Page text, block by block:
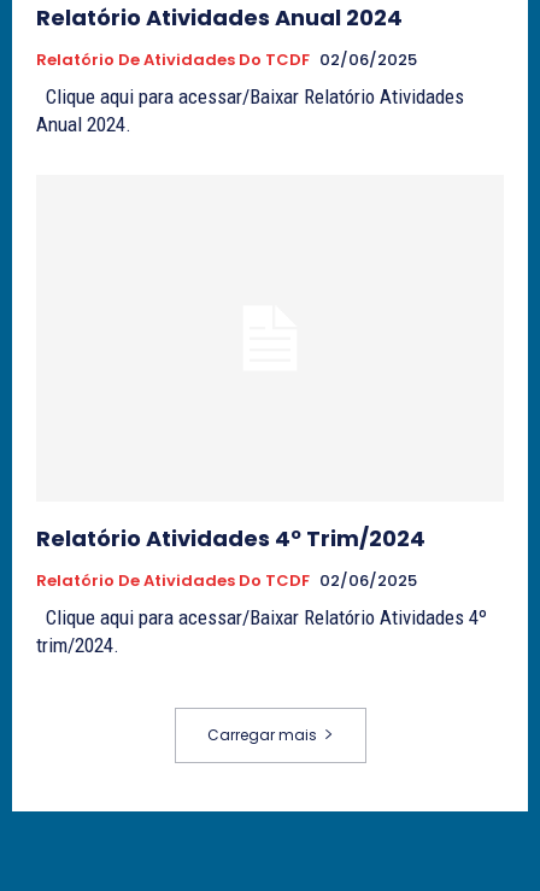
Relatório Atividades Anual 2024
Relatório De Atividades Do TCDF 02/06/2025
Clique aqui para acessar/Baixar Relatório Atividades
Anual 2024.
Relatório Atividades 4º Trim/2024
Relatório De Atividades Do TCDF 02/06/2025
Clique aqui para acessar/Baixar Relatório Atividades 4º
trim/2024.
Carregar mais